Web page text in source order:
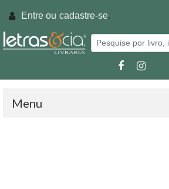
Entre ou cadastre-se.
Menu